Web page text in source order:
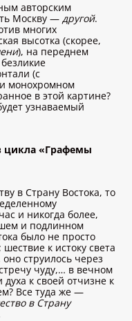
авторским
Москву — другой.
многих
высотка (скорее,
), на переднем
(с
монохромном
в этой картине?
узнаваемый
цикла «Графемы
в Страну Востока, то
и никогда более,
и подлинном
было не просто
к истоку света
струилось через
чуду,… в вечном
к своей отчизне к
Все туда же —
в Страну